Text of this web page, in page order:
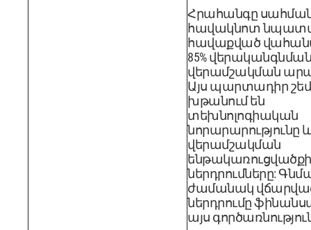
Հրահանգը
հավակնոտ
հավաքված
85% վերականգնման
վերամշակման
Այս պարտադիր
խթանում են
տեխնոլոգիական
նորարարությունը
վերամշակման
ենթակառուցվածքի
ներդրումները:
ժամանակ
ներդրումը
այս